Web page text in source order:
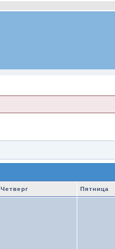
Четверг Пятница